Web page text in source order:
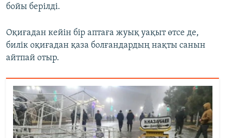
бойы берілді.
Оқиғадан кейін бір аптаға жуық уақыт өтсе де,
билік оқиғадан қаза болғандардың нақты санын
айтпай отыр.